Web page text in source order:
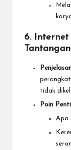
6.
tidak
Poin
Apa